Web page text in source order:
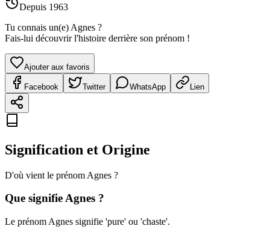
Depuis 1963
Tu connais un(e) Agnes ?
Fais-lui découvrir l'histoire derrière son prénom !
Ajouter aux favoris
Facebook Twitter WhatsApp Lien
Signification et Origine
D'où vient le prénom Agnes ?
Que signifieAgnes ?
Le prénom Agnes signifie 'pure' ou 'chaste'.